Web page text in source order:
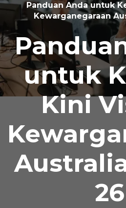
Panduan Anda untuk
Kewarganegaraan
untuk
Kini
26